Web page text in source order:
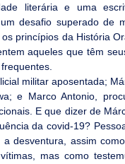
literária e uma
desafio superado de
princípios da História
aqueles que têm
militar aposentada;
e Marco Antonio,
E que dizer de
da covid-19?
a desventura, assim
mas como